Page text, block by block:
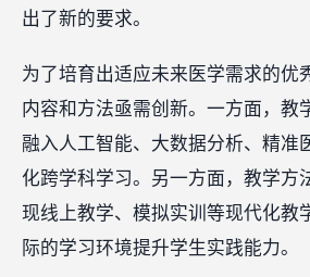
出了新的要求。
为了培育出适应未来医学需求的优
内容和方法亟需创新。一方面，教
融入人工智能、大数据分析、精准
化跨学科学习。另一方面，教学方
现线上教学、模拟实训等现代化教
际的学习环境提升学生实践能力。